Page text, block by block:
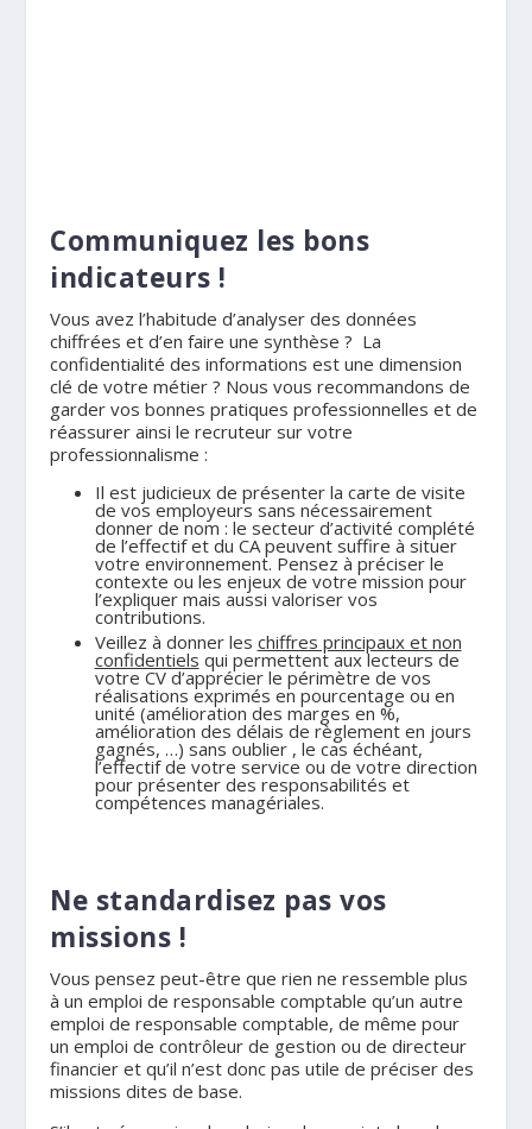
Communiquez les bons
indicateurs !
Vous avez l’habitude d’analyser des données
chiffrées et d’en faire une synthèse ? La
confidentialité des informations est une dimension
clé de votre métier ? Nous vous recommandons de
garder vos bonnes pratiques professionnelles et de
réassurer ainsi le recruteur sur votre
professionnalisme :
Il est judicieux de présenter la carte de visite
de vos employeurs sans nécessairement
donner de nom : le secteur d’activité complété
de l’effectif et du CA peuvent suffire à situer
votre environnement. Pensez à préciser le
contexte ou les enjeux de votre mission pour
l’expliquer mais aussi valoriser vos
contributions.
Veillez à donner les chiffres principaux et non
confidentiels qui permettent aux lecteurs de
votre CV d’apprécier le périmètre de vos
réalisations exprimés en pourcentage ou en
unité (amélioration des marges en %,
amélioration des délais de règlement en jours
gagnés, …) sans oublier , le cas échéant,
l’effectif de votre service ou de votre direction
pour présenter des responsabilités et
compétences managériales.
Ne standardisez pas vos
missions !
Vous pensez peut-être que rien ne ressemble plus
à un emploi de responsable comptable qu’un autre
emploi de responsable comptable, de même pour
un emploi de contrôleur de gestion ou de directeur
financier et qu’il n’est donc pas utile de préciser des
missions dites de base.